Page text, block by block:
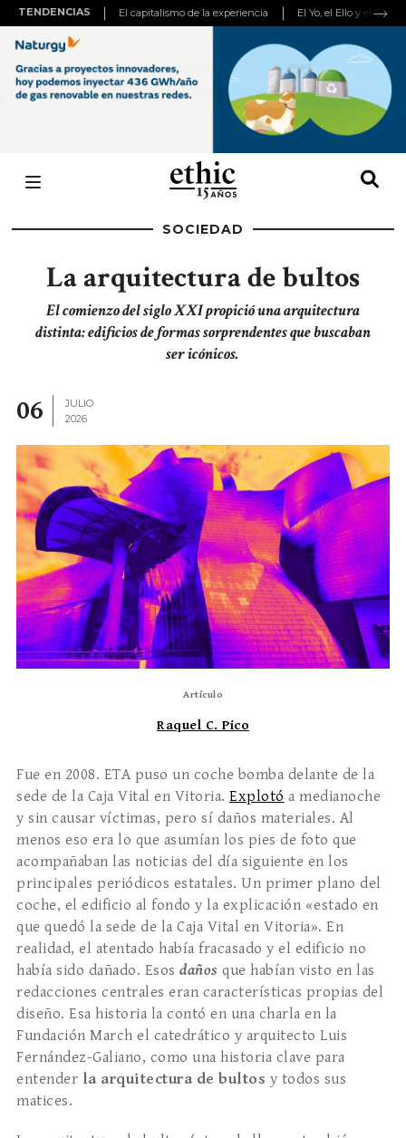
TENDENCIAS El capitalismo de la experiencia El Yo, el Ello y el
SOCIEDAD
La arquitectura de bultos
El comienzo del siglo XXI propició una arquitectura
distinta: edificios de formas sorprendentes que buscaban
ser icónicos.
06
JULIO
2026
Artículo
Raquel C. Pico
Fue en 2008. ETA puso un coche bomba delante de la
sede de la Caja Vital en Vitoria. Explotó a medianoche
y sin causar víctimas, pero sí daños materiales. Al
menos eso era lo que asumían los pies de foto que
acompañaban las noticias del día siguiente en los
principales periódicos estatales. Un primer plano del
coche, el edificio al fondo y la explicación «estado en
que quedó la sede de la Caja Vital en Vitoria». En
realidad, el atentado había fracasado y el edificio no
había sido dañado. Esos daños que habían visto en las
redacciones centrales eran características propias del
diseño. Esa historia la contó en una charla en la
Fundación March el catedrático y arquitecto Luis
Fernández-Galiano, como una historia clave para
entender la arquitectura de bultos y todos sus
matices.